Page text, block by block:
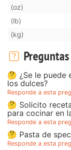
(oz)
(lb)
(kg)
🤔 ¿Se le puede
los dulces?
Responde a esta
🤔 Solicito
para cocinar en
Responde a esta
🤔 Pasta de
Responde a esta